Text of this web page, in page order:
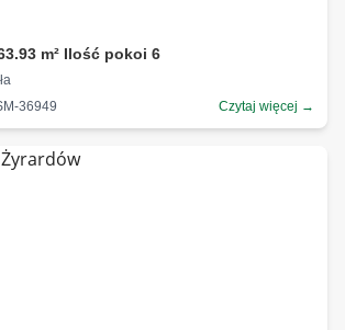
m² Ilość pokoi 6
36949
Czytaj więcej →